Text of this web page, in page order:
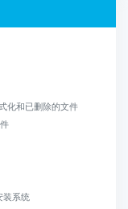
化和已删除的文件
系统